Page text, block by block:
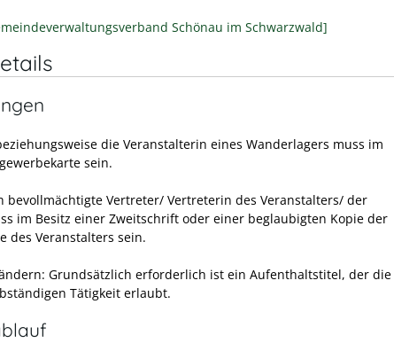
Schönau im Schwarzwald]
die Veranstalterin eines Wanderlagers muss im
sein.
bevollmächtigte Vertreter/ Vertreterin des Veranstalters/ der
im Besitz einer Zweitschrift oder einer beglaubigten Kopie der
des Veranstalters sein.
Grundsätzlich erforderlich ist ein Aufenthaltstitel, der die
Tätigkeit erlaubt.